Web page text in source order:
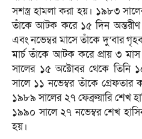
সশস্ত্র হামলা করা হয়। ১৯৮৩
তাঁকে আটক করে ১৫ দিন অন্তরীণ
এবং নভেম্বর মাসে তাঁকে দু’বার
মার্চ তাঁকে আটক করে প্রায় ৩
সালের ১৫ অক্টোবর থেকে তিনি
সালে ১১ নভেম্বর তাঁকে গ্রেফতার
১৯৮৯ সালের ২৭ ফেব্রুয়ারি শেখ
১৯৯০ সালে ২৭ নভেম্বর শেখ
হয়।